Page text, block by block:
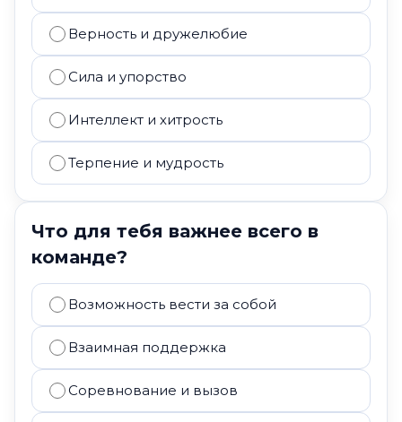
Верность и дружелюбие
Сила и упорство
Интеллект и хитрость
Терпение и мудрость
Что для тебя важнее всего в
команде?
Возможность вести за собой
Взаимная поддержка
Соревнование и вызов